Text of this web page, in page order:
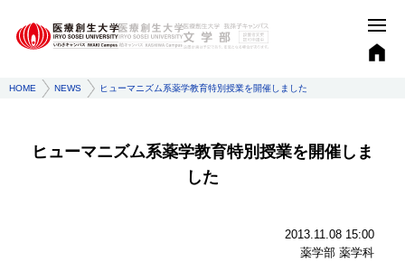
HOME NEWS ヒューマニズム系薬学教育特別授業を開催しました
ヒューマニズム系薬学教育特別授業を開催しま
した
2013.11.08 15:00
薬学部 薬学科